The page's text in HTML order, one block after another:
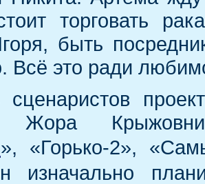
торговать
быть
Всё это ради
Жора
», «Горько-2»,
изначально